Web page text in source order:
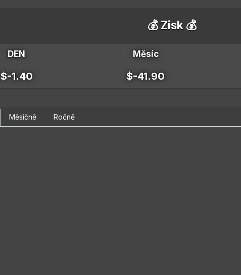
💰 Zisk 💰
DEN Měsíc
$-1.40 $-41.90
Měsíčně Ročně